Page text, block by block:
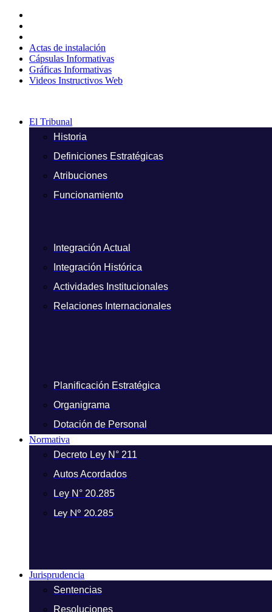
contenido
Actas de instalación
Cápsulas Informativas
Gráficas Informativas
Videos Instructivos Web
El Tribunal
Historia
Definiciones Estratégicas
Atribuciones
Funcionamiento
Integración Actual
Integración Histórica
Actividades Institucionales
Relaciones Internacionales
Planificación Estratégica
Organigrama
Dotación de Personal
Normativa
Decreto Ley N° 211
Autos Acordados
Ley N° 20.285
Ley N° 20.285
Jurisprudencia
Sentencias
Resoluciones